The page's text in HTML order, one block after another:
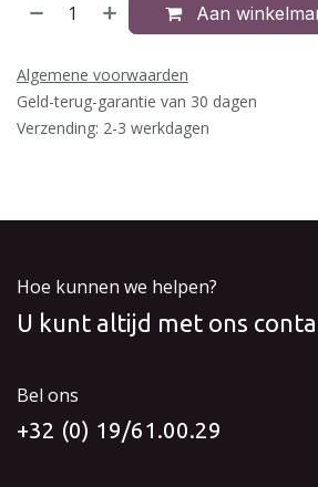
Aan
Algemene voorwaarden
Geld-terug-garantie van 30 dagen
Verzending: 2-3 werkdagen
Hoe kunnen we helpen?
U kunt altijd met ons
Bel ons
+32 (0) 19/61.00.29